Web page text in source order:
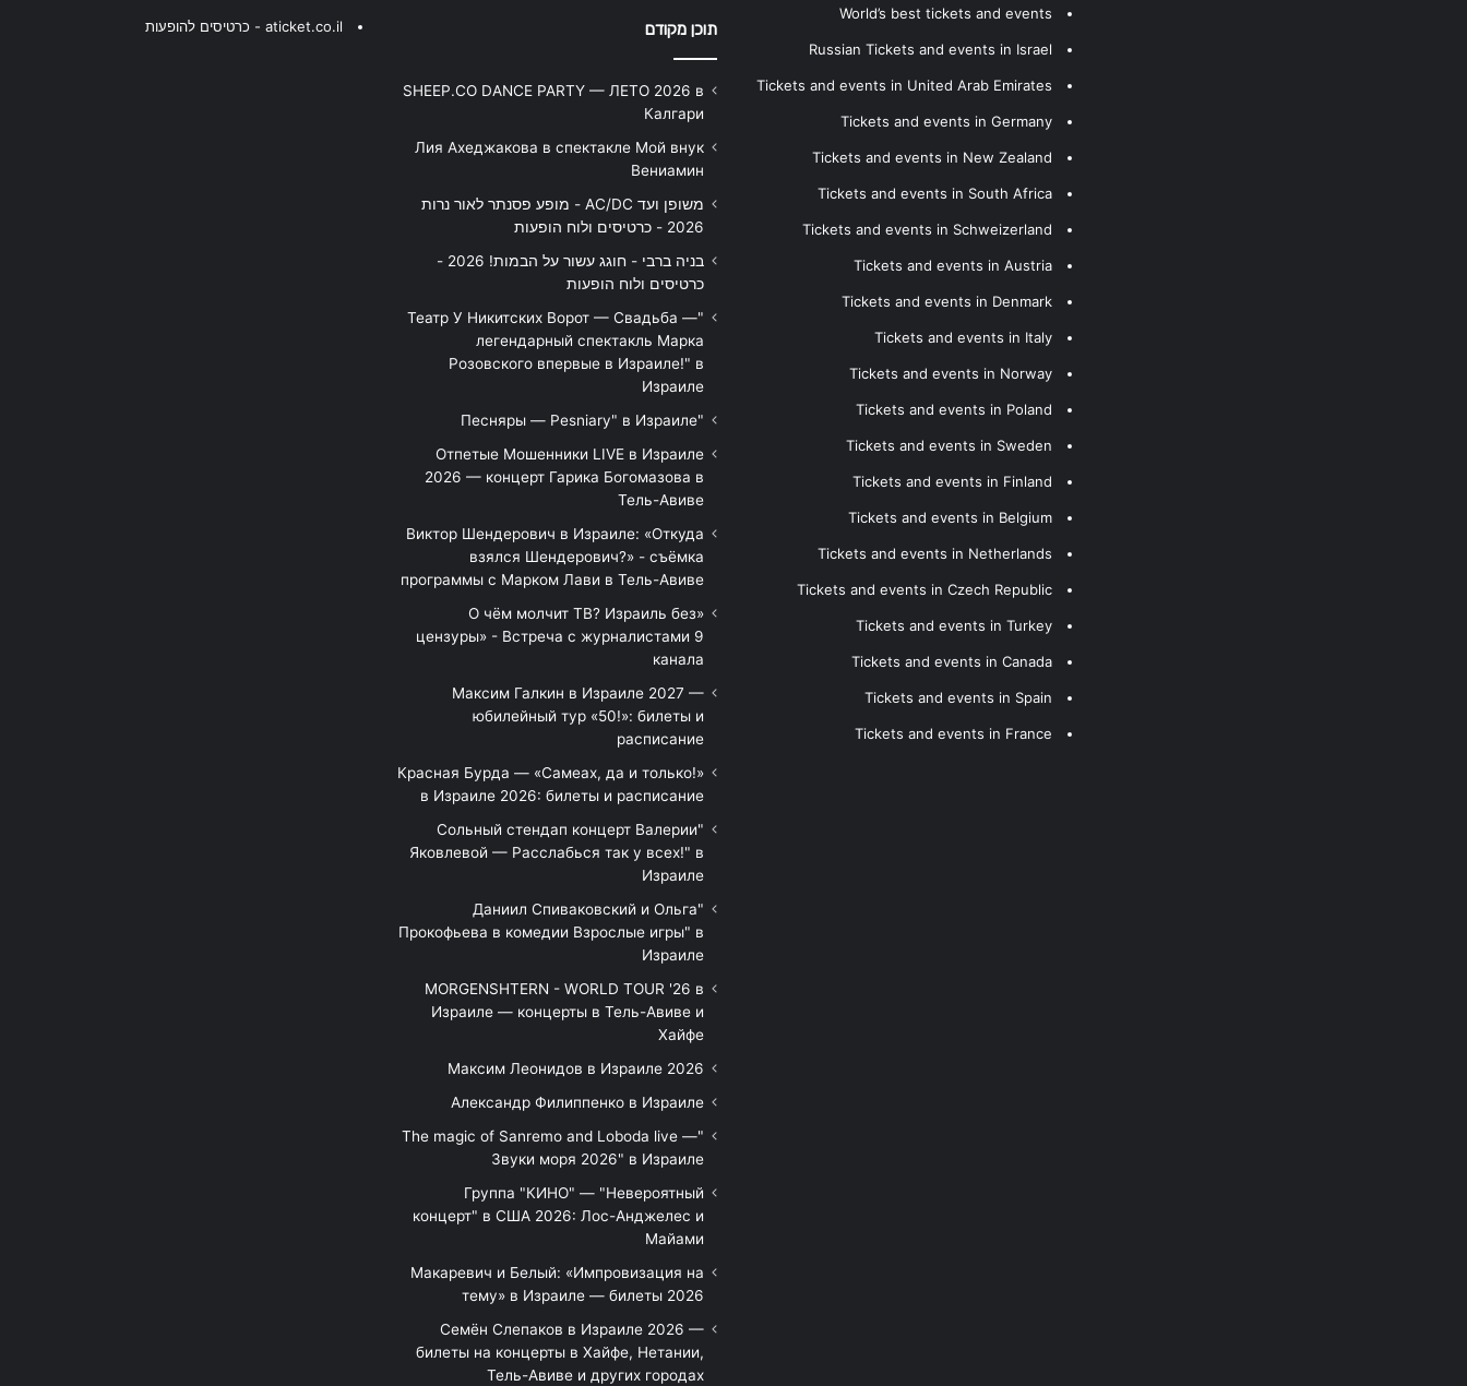
World’s best tickets and events
Russian Tickets and events in Israel
Tickets and events in United Arab Emirates
Tickets and events in Germany
Tickets and events in New Zealand
Tickets and events in South Africa
Tickets and events in Schweizerland
Tickets and events in Austria
Tickets and events in Denmark
Tickets and events in Italy
Tickets and events in Norway
Tickets and events in Poland
Tickets and events in Sweden
Tickets and events in Finland
Tickets and events in Belgium
Tickets and events in Netherlands
Tickets and events in Czech Republic
Tickets and events in Turkey
Tickets and events in Canada
Tickets and events in Spain
Tickets and events in France
תוכן מקודם
SHEEP.CO DANCE PARTY — ЛЕТО 2026 в
Калгари
Лия Ахеджакова в спектакле Мой внук
Вениамин
משופן ועד AC/DC - מופע פסנתר לאור נרות
2026 - כרטיסים ולוח הופעות
בניה ברבי - חוגג עשור על הבמות! 2026 -
כרטיסים ולוח הופעות
"Театр У Никитских Ворот — Свадьба —
легендарный спектакль Марка
Розовского впервые в Израиле!" в
Израиле
"Песняры — Pesniary" в Израиле
Отпетые Мошенники LIVE в Израиле
2026 — концерт Гарика Богомазова в
Тель-Авиве
Виктор Шендерович в Израиле: «Откуда
взялся Шендерович?» - съёмка
программы с Марком Лави в Тель-Авиве
«О чём молчит ТВ? Израиль без
цензуры» - Встреча с журналистами 9
канала
Максим Галкин в Израиле 2027 —
юбилейный тур «50!»: билеты и
расписание
Красная Бурда — «Самеах, да и только!»
в Израиле 2026: билеты и расписание
"Сольный стендап концерт Валерии
Яковлевой — Расслабься так у всех!" в
Израиле
"Даниил Спиваковский и Ольга
Прокофьева в комедии Взрослые игры" в
Израиле
MORGENSHTERN - WORLD TOUR '26 в
Израиле — концерты в Тель-Авиве и
Хайфе
Максим Леонидов в Израиле 2026
Александр Филиппенко в Израиле
"The magic of Sanremo and Loboda live —
Звуки моря 2026" в Израиле
Группа "КИНО" — "Невероятный
концерт" в США 2026: Лос-Анджелес и
Майами
Макаревич и Белый: «Импровизация на
тему» в Израиле — билеты 2026
Семён Слепаков в Израиле 2026 —
билеты на концерты в Хайфе, Нетании,
Тель-Авиве и других городах
aticket.co.il - כרטיסים להופעות